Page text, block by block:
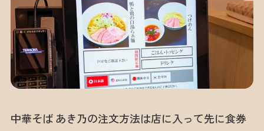
中華そば あき乃の注文方法は店に入って先に食券